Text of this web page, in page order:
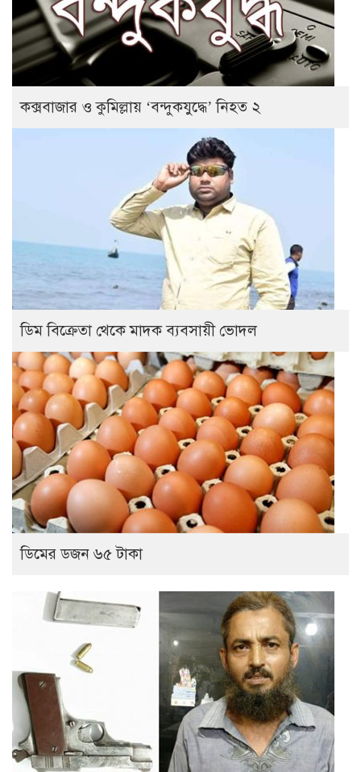
কক্সবাজার ও কুমিল্লায় ‘বন্দুকযুদ্ধে’ নিহত ২
ডিম বিক্রেতা থেকে মাদক ব্যবসায়ী ভোদল
ডিমের ডজন ৬৫ টাকা